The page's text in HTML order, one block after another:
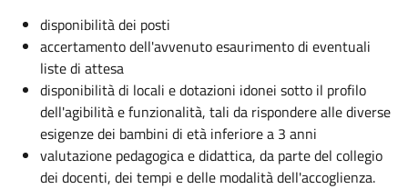
disponibilità dei posti
accertamento dell'avvenuto esaurimento di eventuali
liste di attesa
disponibilità di locali e dotazioni idonei sotto il profilo
dell'agibilità e funzionalità, tali da rispondere alle diverse
esigenze dei bambini di età inferiore a 3 anni
valutazione pedagogica e didattica, da parte del collegio
dei docenti, dei tempi e delle modalità dell'accoglienza.